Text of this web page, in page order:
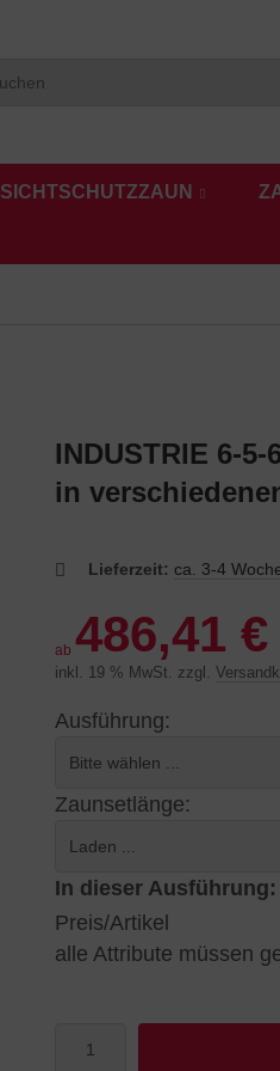
SICHTSCHUTZZAUN
INDUSTRIE 6-
in
Lieferzeit: ca. 3-4
ab 486,41 €
inkl. 19 % MwSt. zzgl.
Ausführung:
Zaunsetlänge:
In dieser Ausführung:
Preis/Artikel
alle Attribute müssen